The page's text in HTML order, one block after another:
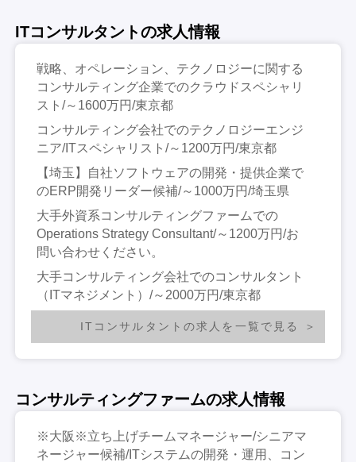
ITコンサルタントの求人情報
戦略、オペレーション、テクノロジーに関する
コンサルティング企業でのクラウドスペシャリ
スト/～1600万円/東京都
コンサルティング会社でのテクノロジーエンジ
ニア/ITスペシャリスト/～1200万円/東京都
【埼玉】自社ソフトウェアの開発・提供企業で
のERP開発リーダー候補/～1000万円/埼玉県
大手外資系コンサルティングファームでの
Operations Strategy Consultant/～1200万円/お
問い合わせください。
大手コンサルティング会社でのコンサルタント
（ITマネジメント）/～2000万円/東京都
ITコンサルタントの求人を一覧で見る
コンサルティングファームの求人情報
※大阪※立ち上げチームマネージャー/シニアマ
ネージャー候補/ITシステムの開発・運用、コン